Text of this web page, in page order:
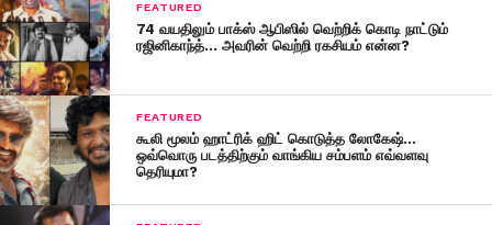
FEATURED
74 வயதிலும் பாக்ஸ் ஆபிஸில் வெற்றிக் கொடி நாட்டும்
ரஜினிகாந்த்… அவரின் வெற்றி ரகசியம் என்ன?
FEATURED
கூலி மூலம் ஹாட்ரிக் ஹிட் கொடுத்த லோகேஷ்…
ஒவ்வொரு படத்திற்கும் வாங்கிய சம்பளம் எவ்வளவு
தெரியுமா?